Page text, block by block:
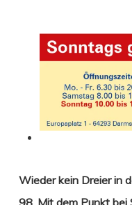
Wieder kein Dreier in
98. Mit dem Punkt bei